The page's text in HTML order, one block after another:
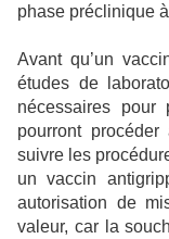
phase préclinique
Avant qu’un
études de
nécessaires pour
pourront
suivre les
un vaccin
autorisation de
valeur, car la